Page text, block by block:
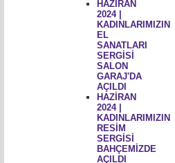
HAZİRAN
2024 |
KADINLARIMIZIN
EL
SANATLARI
SERGİSİ
SALON
GARAJ'DA
AÇILDI
HAZİRAN
2024 |
KADINLARIMIZIN
RESİM
SERGİSİ
BAHÇEMİZDE
AÇILDI